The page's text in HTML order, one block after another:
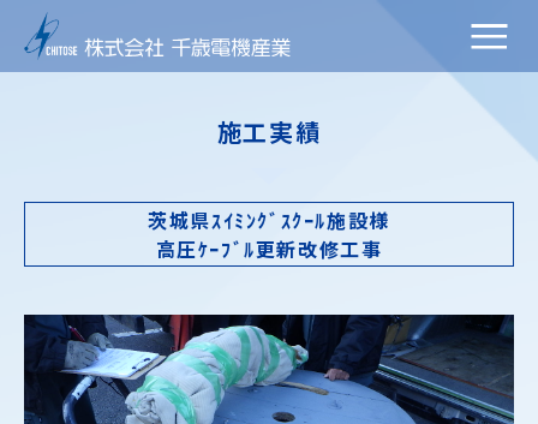
施工実績
茨城県ｽｲﾐﾝｸﾞｽｸｰﾙ施設様
高圧ｹｰﾌﾞﾙ更新改修工事